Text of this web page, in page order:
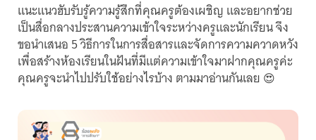
แนะแนวฮับรับรู้ความรู้สึกที่คุณครูต้องเผชิญ และอยากช่วย
เป็นสื่อกลางประสานความเข้าใจระหว่างครูและนักเรียน จึง
ขอนำเสนอ 5 วิธีการในการสื่อสารและจัดการความควาดหวัง
เพื่อสร้างห้องเรียนในฝันที่มีแต่ความเข้าใจมาฝากคุณครูค่ะ
คุณครูจะนำไปปรับใช้อย่างไรบ้าง ตามมาอ่านกันเลย 😍